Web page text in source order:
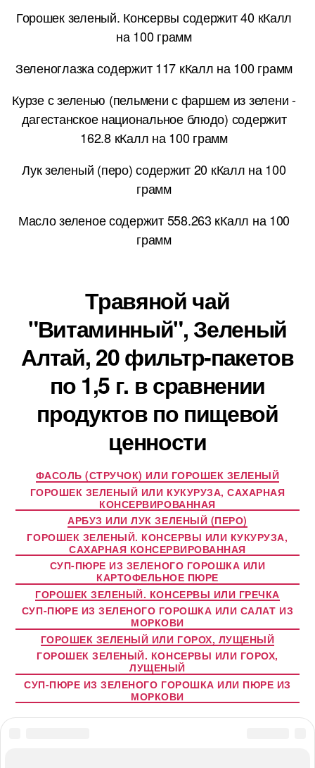
Горошек зеленый. Консервы содержит 40 кКалл
на 100 грамм
Зеленоглазка содержит 117 кКалл на 100 грамм
Курзе с зеленью (пельмени с фаршем из зелени -
дагестанское национальное блюдо) содержит
162.8 кКалл на 100 грамм
Лук зеленый (перо) содержит 20 кКалл на 100
грамм
Масло зеленое содержит 558.263 кКалл на 100
грамм
Травяной чай
"Витаминный", Зеленый
Алтай, 20 фильтр-пакетов
по 1,5 г. в сравнении
продуктов по пищевой
ценности
ФАСОЛЬ (СТРУЧОК) ИЛИ ГОРОШЕК ЗЕЛЕНЫЙ
ГОРОШЕК ЗЕЛЕНЫЙ ИЛИ КУКУРУЗА, САХАРНАЯ
КОНСЕРВИРОВАННАЯ
АРБУЗ ИЛИ ЛУК ЗЕЛЕНЫЙ (ПЕРО)
ГОРОШЕК ЗЕЛЕНЫЙ. КОНСЕРВЫ ИЛИ КУКУРУЗА,
САХАРНАЯ КОНСЕРВИРОВАННАЯ
СУП-ПЮРЕ ИЗ ЗЕЛЕНОГО ГОРОШКА ИЛИ
КАРТОФЕЛЬНОЕ ПЮРЕ
ГОРОШЕК ЗЕЛЕНЫЙ. КОНСЕРВЫ ИЛИ ГРЕЧКА
СУП-ПЮРЕ ИЗ ЗЕЛЕНОГО ГОРОШКА ИЛИ САЛАТ ИЗ
МОРКОВИ
ГОРОШЕК ЗЕЛЕНЫЙ ИЛИ ГОРОХ, ЛУЩЕНЫЙ
ГОРОШЕК ЗЕЛЕНЫЙ. КОНСЕРВЫ ИЛИ ГОРОХ,
ЛУЩЕНЫЙ
СУП-ПЮРЕ ИЗ ЗЕЛЕНОГО ГОРОШКА ИЛИ ПЮРЕ ИЗ
МОРКОВИ